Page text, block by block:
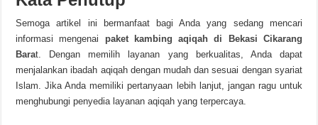
Semoga artikel ini bermanfaat bagi Anda yang sedang mencari
informasi mengenai paket kambing aqiqah di Bekasi Cikarang
Barat. Dengan memilih layanan yang berkualitas, Anda dapat
menjalankan ibadah aqiqah dengan mudah dan sesuai dengan syariat
Islam. Jika Anda memiliki pertanyaan lebih lanjut, jangan ragu untuk
menghubungi penyedia layanan aqiqah yang terpercaya.